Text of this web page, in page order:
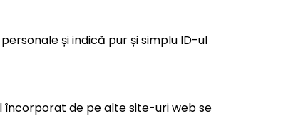
și indică pur și simplu ID-ul
încorporat de pe alte site-uri web se